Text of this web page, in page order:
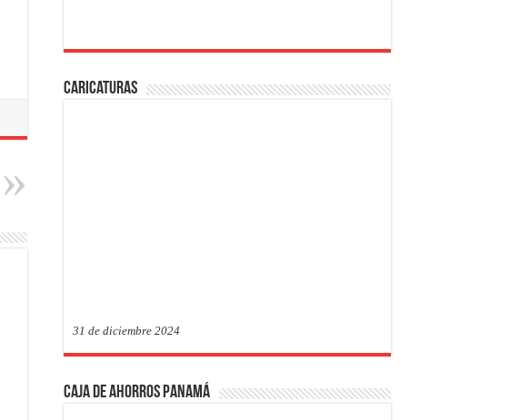
Caricaturas
31 de diciembre 2024
Caja de Ahorros Panamá